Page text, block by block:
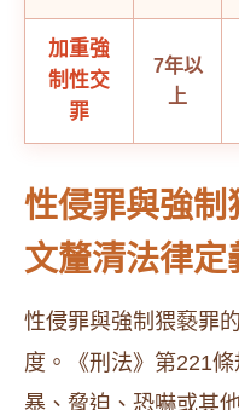
加重強
制性交
罪
7年以
上
性侵罪與強制
文釐清法律定
性侵罪與強制猥褻罪
度。《刑法》第221
暴、脅迫、恐嚇或其